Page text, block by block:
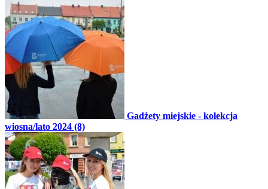
Gadżety miejskie - kolekcja
wiosna/lato 2024 (8)